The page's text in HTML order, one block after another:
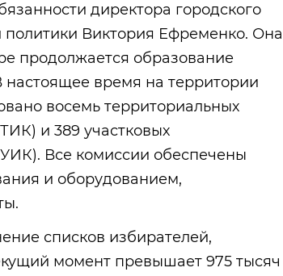
директора городского
Виктория Ефременко. Она
продолжается образование
настоящее время на территории
восемь территориальных
и 389 участковых
Все комиссии обеспечены
и оборудованием,
списков избирателей,
момент превышает 975 тысяч